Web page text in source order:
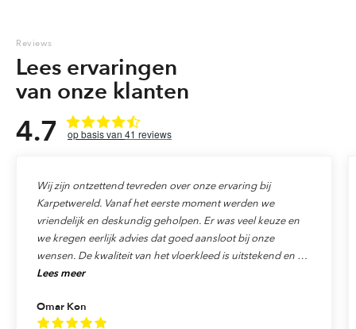
Marokkaanse berber tapijten
Reviews
Lees ervaringen
van onze klanten
4.7 41 reviews
Omar Kon
Wij zijn ontzettend tevreden over onze ervaring bij
Karpetwereld. Vanaf het eerste moment werden we
vriendelijk en deskundig geholpen. Er was veel keuze en
we kregen eerlijk advies dat goed aansloot bij onze
wensen. De kwaliteit van het vloerkleed is uitstekend en de
levering verliep precies zoals afgesproken. Ook de service
echt als klant gewaardeerd. We raden Karpetwereld dan
ook van harte aan aan iedereen die op zoek is naar
Lees meer